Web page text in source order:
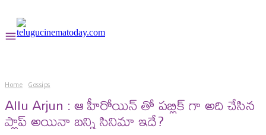
Home Gossips
Allu Arjun : ఆ హీరోయిన్ తో పబ్లిక్ గా అది చేసిన
ప్లాప్ అయినా బన్ని సినిమా ఇదే?